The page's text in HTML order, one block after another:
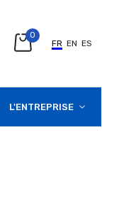
0
FR EN ES
L'ENTREPRISE